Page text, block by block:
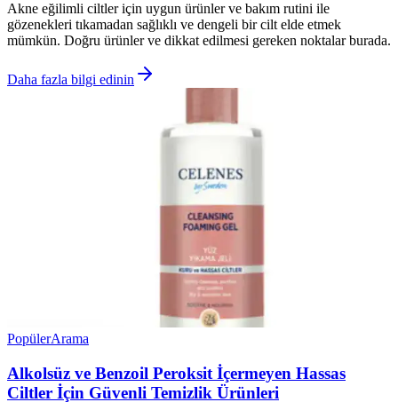
Akne eğilimli ciltler için uygun ürünler ve bakım rutini ile
gözenekleri tıkamadan sağlıklı ve dengeli bir cilt elde etmek
mümkün. Doğru ürünler ve dikkat edilmesi gereken noktalar burada.
Daha fazla bilgi edinin
PopülerArama
Alkolsüz ve Benzoil Peroksit İçermeyen Hassas
Ciltler İçin Güvenli Temizlik Ürünleri